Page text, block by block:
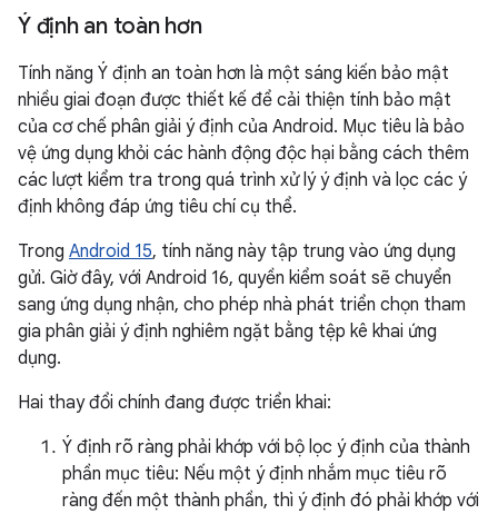
Ý định an toàn hơn
Tính năng Ý định an toàn hơn là một sáng kiến bảo mật
nhiều giai đoạn được thiết kế để cải thiện tính bảo mật
của cơ chế phân giải ý định của Android. Mục tiêu là bảo
vệ ứng dụng khỏi các hành động độc hại bằng cách thêm
các lượt kiểm tra trong quá trình xử lý ý định và lọc các ý
định không đáp ứng tiêu chí cụ thể.
Trong Android 15, tính năng này tập trung vào ứng dụng
gửi. Giờ đây, với Android 16, quyền kiểm soát sẽ chuyển
sang ứng dụng nhận, cho phép nhà phát triển chọn tham
gia phân giải ý định nghiêm ngặt bằng tệp kê khai ứng
dụng.
Hai thay đổi chính đang được triển khai:
Ý định rõ ràng phải khớp với bộ lọc ý định của thành
phần mục tiêu: Nếu một ý định nhắm mục tiêu rõ
ràng đến một thành phần, thì ý định đó phải khớp với